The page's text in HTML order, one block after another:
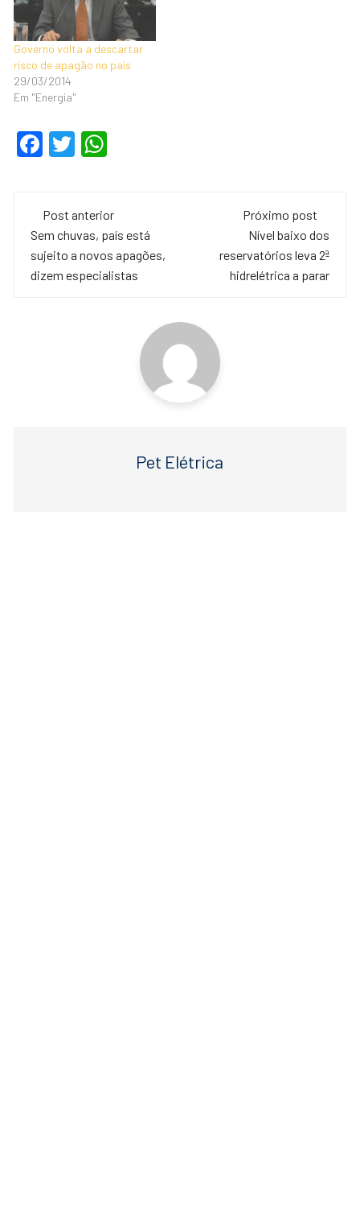
Governo volta a descartar
risco de apagão no país
29/03/2014
Em "Energia"
F
e
b
o
T
er s
A
p
Navegação
de
post
Post anterior
Sem chuvas, país está
sujeito a novos apagões,
dizem especialistas
Próximo post
Nível baixo dos
reservatórios leva 2ª
hidrelétrica a parar
Pet Elétrica